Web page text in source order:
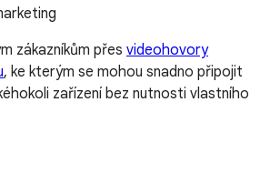
zákazníkům přes videohovory
, ke kterým se mohou snadno připojit
zařízení bez nutnosti vlastního